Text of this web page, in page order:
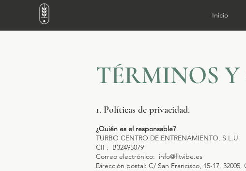
Inicio
TÉRMINOS
1. Políticas de privacidad.
¿Quién es el responsable?
TURBO CENTRO DE ENTRENAMIENTO, S.L.U.
CIF: B32495079
Correo electrónico: info@fitvibe.es
Dirección postal: C/ San Francisco, 15-17, 32005,